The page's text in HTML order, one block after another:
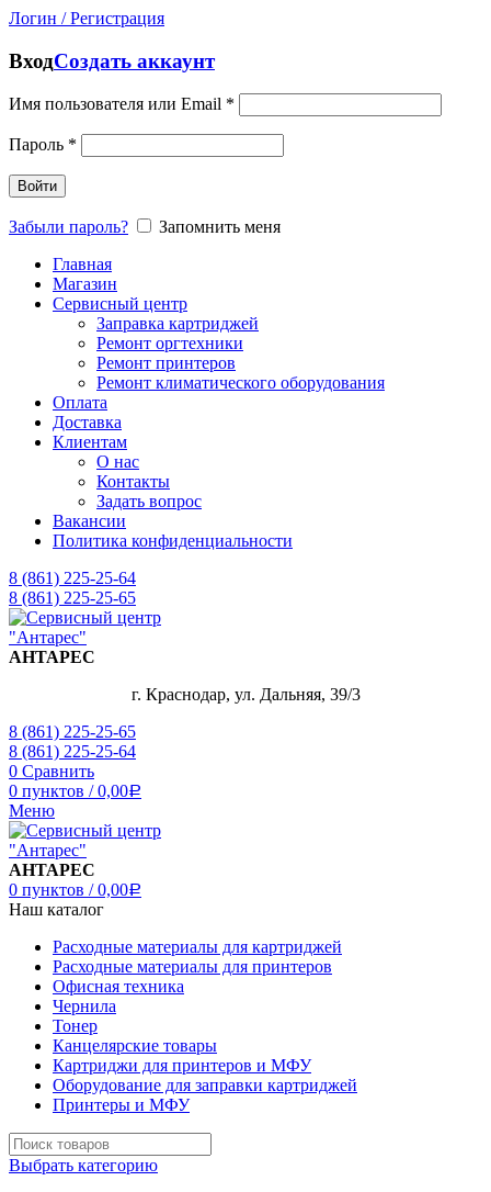
Логин / Регистрация
ВходСоздать аккаунт
Имя пользователя или Email *
Пароль *
Войти
Забыли пароль?
Запомнить меня
Главная
Магазин
Сервисный центр
Заправка картриджей
Ремонт оргтехники
Ремонт принтеров
Ремонт климатического оборудования
Оплата
Доставка
Клиентам
О нас
Контакты
Задать вопрос
Вакансии
Политика конфиденциальности
8 (861) 225-25-64
8 (861) 225-25-65
АНТАРЕС
г. Краснодар, ул. Дальняя, 39/3
8 (861) 225-25-65
8 (861) 225-25-64
0 Сравнить
0 пунктов / 0,00Р
Меню
АНТАРЕС
0 пунктов / 0,00Р
Наш каталог
Расходные материалы для картриджей
Расходные материалы для принтеров
Офисная техника
Чернила
Тонер
Канцелярские товары
Картриджи для принтеров и МФУ
Оборудование для заправки картриджей
Принтеры и МФУ
Выбрать категорию